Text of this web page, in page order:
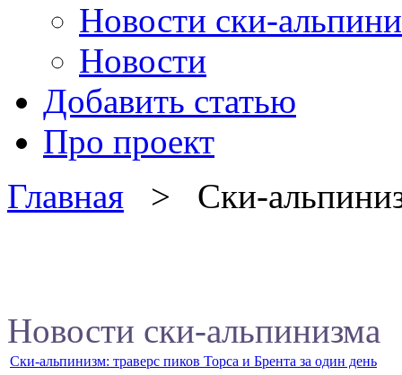
Новости ски-
Новости
Добавить статью
Про проект
Главная > Ски-
Новости ски-альпинизма
Ски-альпинизм: траверс пиков Торса и Брента за один день